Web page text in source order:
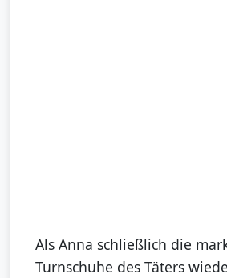
Als Anna schließlich die
Turnschuhe des Täters